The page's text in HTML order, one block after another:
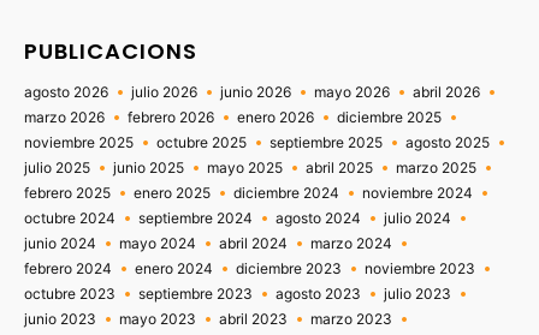
PUBLICACIONS
agosto 2026 julio 2026 junio 2026 mayo 2026
abril 2026
marzo 2026
febrero 2026 enero 2026
diciembre 2025
noviembre 2025
octubre 2025 septiembre 2025
agosto 2025
julio 2025
junio 2025 mayo 2025 abril 2025
marzo 2025
febrero 2025
enero 2025 diciembre 2024
noviembre 2024
octubre 2024
septiembre 2024 agosto 2024
julio 2024
junio 2024
mayo 2024 abril 2024
marzo 2024
febrero 2024
enero 2024 diciembre 2023
noviembre 2023
octubre 2023
septiembre 2023 agosto 2023
julio 2023
junio 2023
mayo 2023 abril 2023
marzo 2023